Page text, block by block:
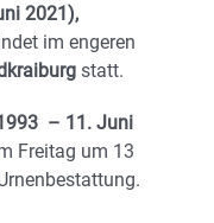
2021),
im engeren
statt.
– 11. Juni
Freitag um 13